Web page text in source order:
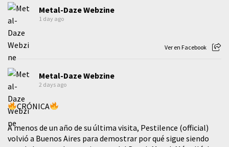
Metal-Daze Webzine
1 day ago
Ver en Facebook
Metal-Daze Webzine
2 days ago
CRÓNICA
A menos de un año de su última visita, Pestilence (official)
volvió a Buenos Aires para demostrar por qué sigue siendo